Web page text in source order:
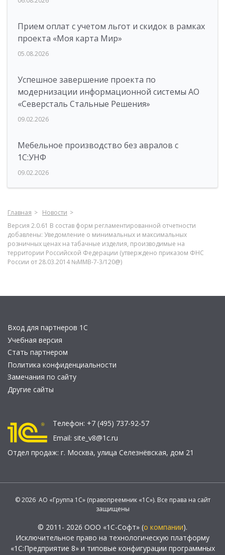
Прием оплат с учетом льгот и скидок в рамках
проекта «Моя карта Мир»
05.08.2026
Успешное завершение проекта по
модернизации информационной системы АО
«Северсталь Стальные Решения»
09.02.2026
Мебельное производство без авралов с
1С:УНФ
09.02.2026
Главная
Новости
Версия 2.0.61 В состав форм регламентированной отчетности
добавлены: Уведомление о минимальных и максимальных
розничных ценах на табачные изделия, производимые на
территории Российской Федерации (утверждено приказом ФНС
России от 28.03.2014 №ММВ-7-3/120@)
Вход для партнеров 1С
Учебная версия
Стать партнером
Политика конфиденциальности
Замечания по сайту
Другие сайты
Телефон: +7 (495) 737-92-57
Email: site_v8@1c.ru
Отдел продаж: г. Москва, улица Селезнёвская, дом 21
© 2026 АО «Группа 1С» (правопреемник «1С»). Все права на сайт
защищены
© 2011- 2026 ООО «1С-Софт» (о компании).
Исключительное право на технологическую платформу
«1С:Предприятие 8» и типовые конфигурации программных